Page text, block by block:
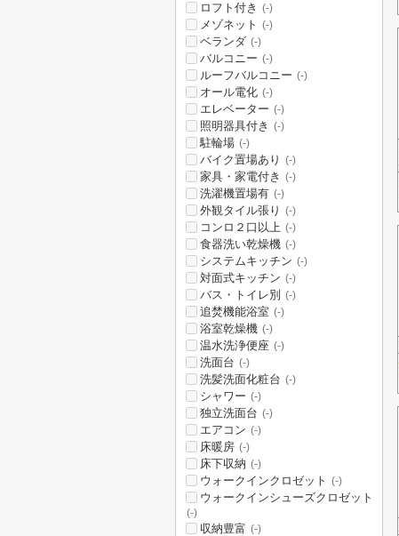
ロフト付き (-)
メゾネット (-)
ベランダ (-)
バルコニー (-)
ルーフバルコニー (-)
オール電化 (-)
エレベーター (-)
照明器具付き (-)
駐輪場 (-)
バイク置場あり (-)
家具・家電付き (-)
洗濯機置場有 (-)
外観タイル張り (-)
コンロ２口以上 (-)
食器洗い乾燥機 (-)
システムキッチン (-)
対面式キッチン (-)
バス・トイレ別 (-)
追焚機能浴室 (-)
浴室乾燥機 (-)
温水洗浄便座 (-)
洗面台 (-)
洗髪洗面化粧台 (-)
シャワー (-)
独立洗面台 (-)
エアコン (-)
床暖房 (-)
床下収納 (-)
ウォークインクロゼット (-)
ウォークインシューズクロゼット
(-)
収納豊富 (-)